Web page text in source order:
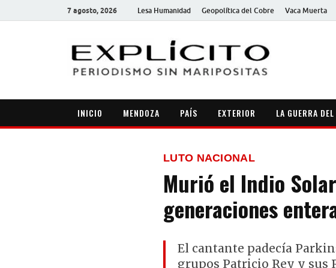
7 agosto, 2026 Lesa Humanidad Geopolítica del Cobre Vaca Muerta
INICIO MENDOZA PAÍS EXTERIOR LA GUERRA
LUTO NACIONAL
Murió el Indio
generaciones
El cantante padecía
grupos Patricio Rey y sus